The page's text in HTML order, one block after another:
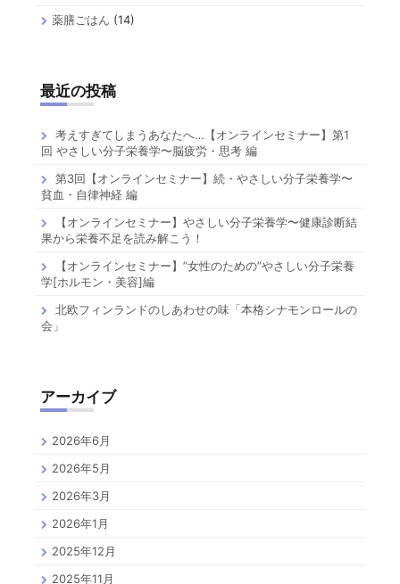
薬膳ごはん (14)
最近の投稿
考えすぎてしまうあなたへ…【オンラインセミナー】第1
回 やさしい分子栄養学〜脳疲労・思考 編
第3回【オンラインセミナー】続・やさしい分子栄養学〜
貧血・自律神経 編
【オンラインセミナー】やさしい分子栄養学〜健康診断結
果から栄養不足を読み解こう！
【オンラインセミナー】”女性のための”やさしい分子栄養
学[ホルモン・美容]編
北欧フィンランドのしあわせの味「本格シナモンロールの
会」
アーカイブ
2026年6月
2026年5月
2026年3月
2026年1月
2025年12月
2025年11月